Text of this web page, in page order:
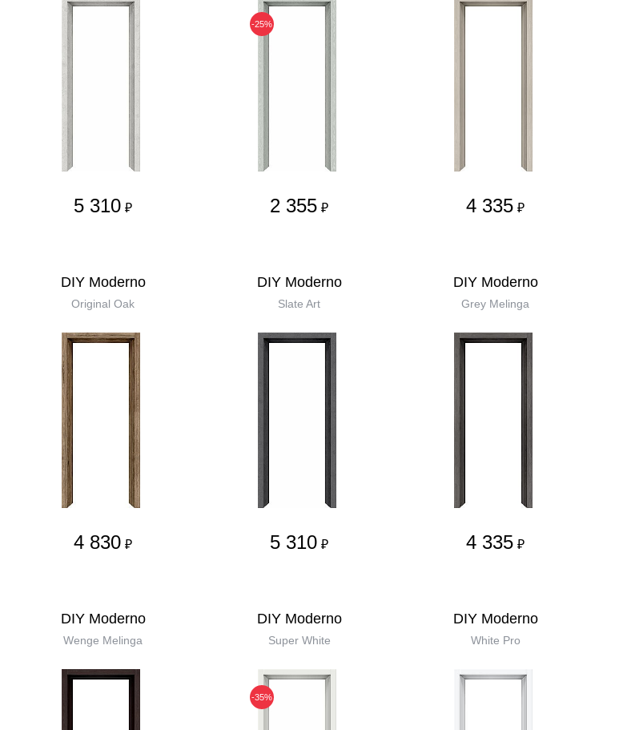
5 310 ₽
-25%
2 355 ₽ 4 335 ₽
DIY Moderno
Original Oak
4 830 ₽
DIY Moderno
Slate Art
5 310 ₽
DIY Moderno
Grey Melinga
4 335 ₽
DIY Moderno
Wenge Melinga
DIY Moderno
Super White
-35%
DIY Moderno
White Pro